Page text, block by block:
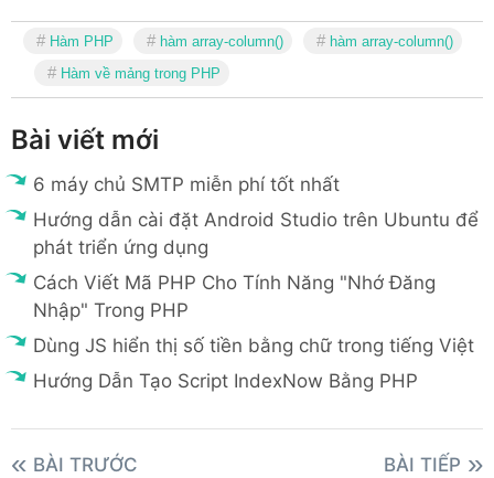
Hàm PHP hàm array-column()
hàm array-column()
Hàm về mảng trong PHP
Bài viết mới
6 máy chủ SMTP miễn phí tốt nhất
Hướng dẫn cài đặt Android Studio trên Ubuntu để
phát triển ứng dụng
Cách Viết Mã PHP Cho Tính Năng "Nhớ Đăng
Nhập" Trong PHP
Dùng JS hiển thị số tiền bằng chữ trong tiếng Việt
Hướng Dẫn Tạo Script IndexNow Bằng PHP
BÀI TRƯỚC BÀI TIẾP